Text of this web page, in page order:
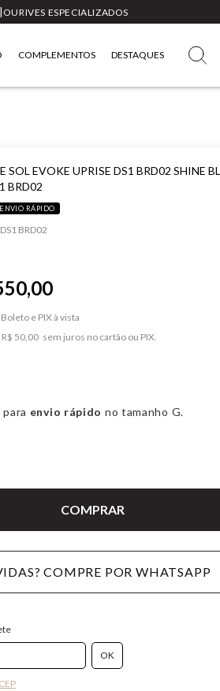
OURIVES ESPECIALIZADOS
COMPLEMENTOS DESTAQUES
SOL EVOKE UPRISE DS1 BRD02 SHINE
BRD02
ENVIO RÁPIDO
BRD02
e PIX
R$ 50,00
envio rápido no tamanho G.
COMPRE POR WHATSAPP